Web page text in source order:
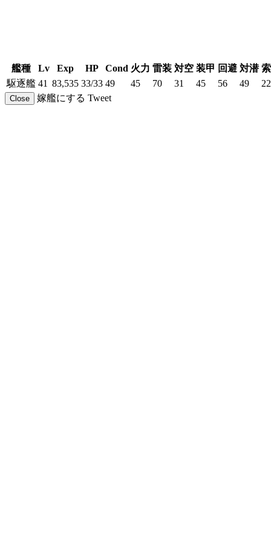
艦種 Lv Exp HP Cond 火力 雷装 対空 装甲 回避 対潜
駆逐艦 41 83,535 33/33 49 45 70 31 45 56 49 22
Close 嫁艦にする Tweet